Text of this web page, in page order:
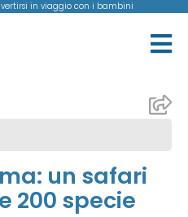
in viaggio con i bambini
un safari
200 specie